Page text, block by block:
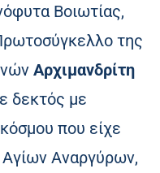
Βοιωτίας,
της
Αρχιμανδρίτη
δεκτός με
που είχε
Αναργύρων,